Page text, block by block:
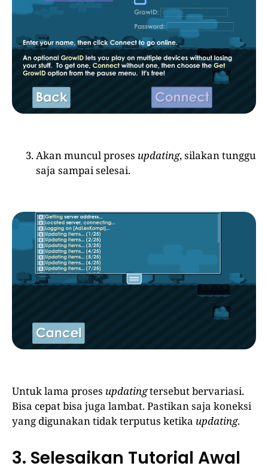
Akan muncul proses updating, silakan tunggu
saja sampai selesai.
Untuk lama proses updatingtersebut bervariasi.
Bisa cepat bisa juga lambat. Pastikan saja koneksi
yang digunakan tidak terputus ketika updating.
3. Selesaikan Tutorial Awal